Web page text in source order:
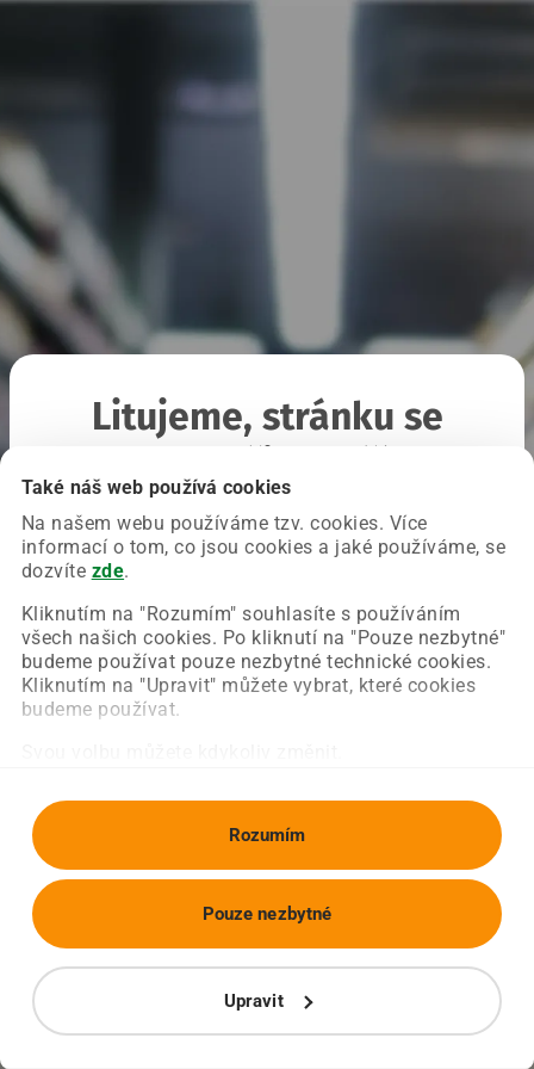
Také náš web používá cookies
Na našem webu používáme tzv. cookies. Více
informací o tom, co jsou cookies a jaké používáme, se
dozvíte zde.
Kliknutím na "Rozumím" souhlasíte s používáním
všech našich cookies. Po kliknutí na "Pouze nezbytné"
budeme používat pouze nezbytné technické cookies.
Kliknutím na "Upravit" můžete vybrat, které cookies
budeme používat.
Rozumím
Upravit
Pouze nezbytné
Litujeme, stránku se
Chyba nastala na naší straně a už ji opravujeme.
Zkuste prosím znovu načíst požadovanou stránku.
Obnovit stránku Úvodní strana